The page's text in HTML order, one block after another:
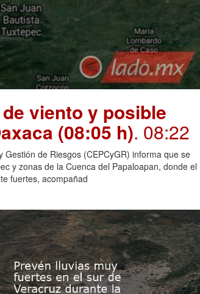
viento y posible
(08:05 h). 08:22
de Riesgos (CEPCyGR) informa que se
y zonas de la Cuenca del Papaloapan, donde el
fuertes, acompañad